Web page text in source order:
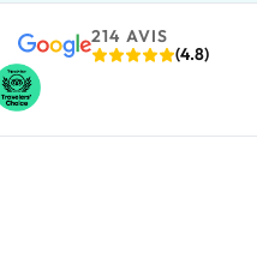
214 AVIS
(4.8)